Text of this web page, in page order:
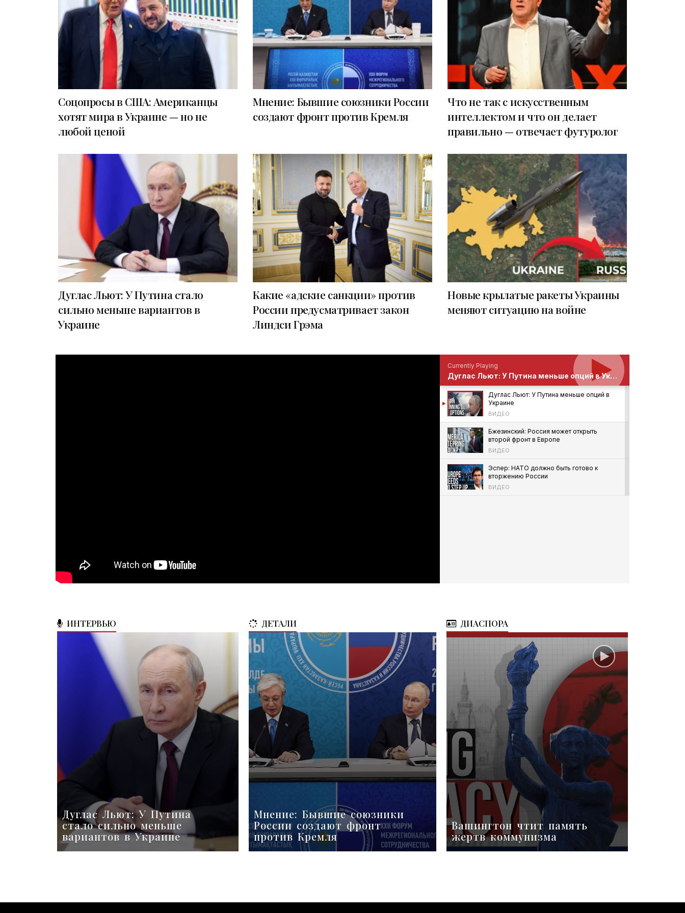
Соцопросы в США: Американцы
хотят мира в Украине — но не
любой ценой
Мнение: Бывшие союзники России
создают фронт против Кремля
Что не так с искусственным
интеллектом и что он делает
правильно — отвечает футуролог
Дуглас Льют: У Путина стало
сильно меньше вариантов в
Украине
Какие «адские санкции» против
России предусматривает закон
Линдси Грэма
Новые крылатые ракеты Украины
меняют ситуацию на войне
Currently Playing
Дуглас Льют: У Путина меньше опций в Украине
Дуглас Льют: У Путина меньше опций в
Украине
ВИДЕО
Бжезинский: Россия может открыть
второй фронт в Европе
ВИДЕО
Эспер: НАТО должно быть готово к
вторжению России
ВИДЕО
ИНТЕРВЬЮ
Дуглас Льют: У Путина
стало сильно меньше
вариантов в Украине
ДЕТАЛИ
Мнение: Бывшие союзники
России создают фронт
против Кремля
ДИАСПОРА
Вашингтон чтит память
жертв коммунизма